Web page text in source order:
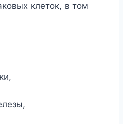
клеток, в том